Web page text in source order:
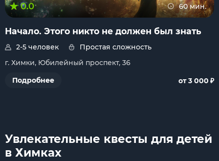
0.0 60 мин.
Начало. Этого никто не должен был знать
2-5 человек
Простая сложность
г. Химки, Юбилейный проспект, 36
Подробнее
от 3 000 ₽
Увлекательные квесты для детей
в Химках